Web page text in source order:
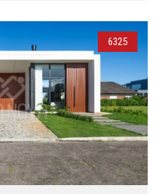
6325